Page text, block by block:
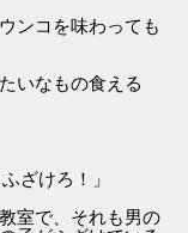
ンコを味わっても
いなもの食える
ざけろ！」
室で、それも男の